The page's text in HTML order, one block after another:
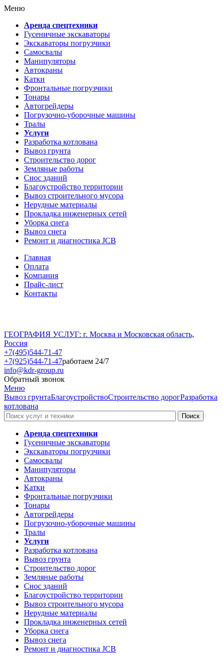
Меню
Аренда спецтехники
Гусеничные экскаваторы
Экскаваторы погрузчики
Самосвалы
Манипуляторы
Автокраны
Катки
Фронтальные погрузчики
Тонары
Автогрейдеры
Погрузочно-уборочные машины
Тралы
Услуги
Разработка котлована
Вывоз грунта
Строительство дорог
Земляные работы
Снос зданий
Благоустройство территории
Вывоз строительного мусора
Нерудные материалы
Прокладка инженерных сетей
Уборка снега
Вывоз снега
Ремонт и диагностика JCB
Главная
Оплата
Компания
Прайс-лист
Контакты
ГЕОГРАФИЯ УСЛУГ: г. Москва и Московская область,
Россия
+7(495)544-71-47
+7(925)544-71-47работаем 24/7
info@kdr-group.ru
Обратный звонок
Меню
Вывоз грунтаБлагоустройствоСтроительство дорогРазработка
котлована
Аренда спецтехники
Гусеничные экскаваторы
Экскаваторы погрузчики
Самосвалы
Манипуляторы
Автокраны
Катки
Фронтальные погрузчики
Тонары
Автогрейдеры
Погрузочно-уборочные машины
Тралы
Услуги
Разработка котлована
Вывоз грунта
Строительство дорог
Земляные работы
Снос зданий
Благоустройство территории
Вывоз строительного мусора
Нерудные материалы
Прокладка инженерных сетей
Уборка снега
Вывоз снега
Ремонт и диагностика JCB